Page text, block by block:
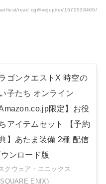
test/read.cgi/livejupiter/1570538465/
ゴンクエストX 時空の
子たち オンライン
Amazon.co.jp限定】お役
アイテムセット 【予約
】あたま装備 2種 配信
ンロード版
クウェア・エニックス
ENIX)